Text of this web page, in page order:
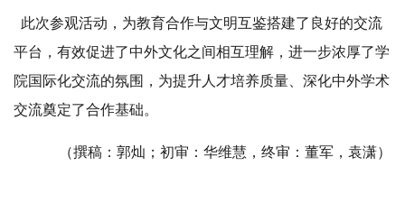
此次参观活动，为教育合作与文明互鉴搭建了良好的交流
平台，有效促进了中外文化之间相互理解，进一步浓厚了学
院国际化交流的氛围，为提升人才培养质量、深化中外学术
交流奠定了合作基础。
（撰稿：郭灿；初审：华维慧，终审：董军，袁潇）